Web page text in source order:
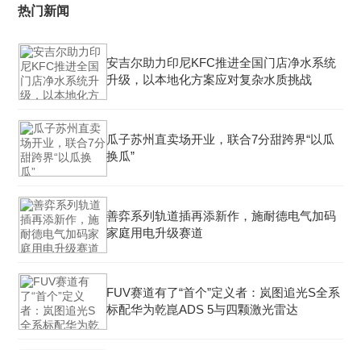
热门新闻
安吉尔助力印尼KFC推进全国门店净水系统
升级，以本地化方案应对复杂水质挑战
瓜子苏州直卖场开业，联合7分甜跨界“以瓜
换瓜”
善弈系列轨道插再添新作，施耐德电气加码
家庭用电升级赛道
FUV赛道有了“首个”定义者：岚图追光S全系
标配华为乾崑ADS 5与四颗激光雷达